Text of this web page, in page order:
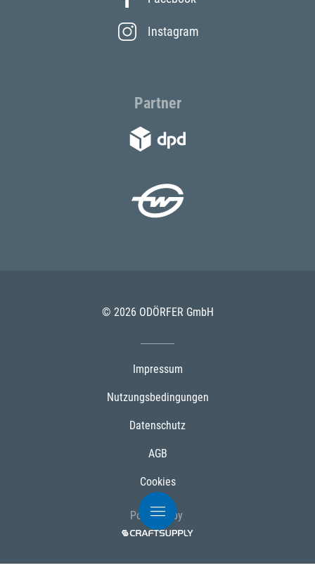
Instagram
Partner
© 2026 ODÖRFER GmbH
Impressum
Nutzungsbedingungen
Datenschutz
AGB
Cookies
Powered by